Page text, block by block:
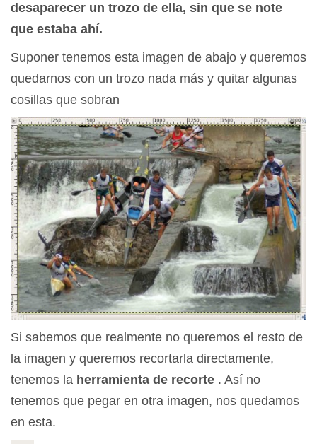
desaparecer un trozo de ella, sin que se note
que estaba ahí.
Suponer tenemos esta imagen de abajo y queremos
quedarnos con un trozo nada más y quitar algunas
cosillas que sobran
Si sabemos que realmente no queremos el resto de
la imagen y queremos recortarla directamente,
tenemos la herramienta de recorte . Así no
tenemos que pegar en otra imagen, nos quedamos
en esta.